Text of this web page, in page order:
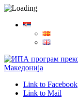
Link to Facebook
Link to Mail